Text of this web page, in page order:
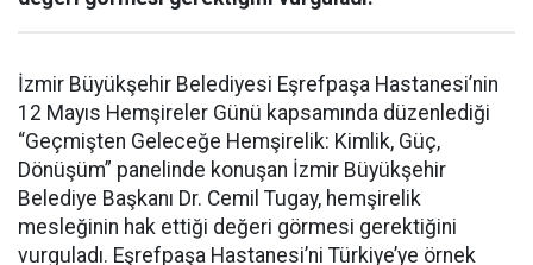
İzmir Büyükşehir Belediyesi Eşrefpaşa Hastanesi’nin
12 Mayıs Hemşireler Günü kapsamında düzenlediği
“Geçmişten Geleceğe Hemşirelik: Kimlik, Güç,
Dönüşüm” panelinde konuşan İzmir Büyükşehir
Belediye Başkanı Dr. Cemil Tugay, hemşirelik
mesleğinin hak ettiği değeri görmesi gerektiğini
vurguladı. Eşrefpaşa Hastanesi’ni Türkiye’ye örnek